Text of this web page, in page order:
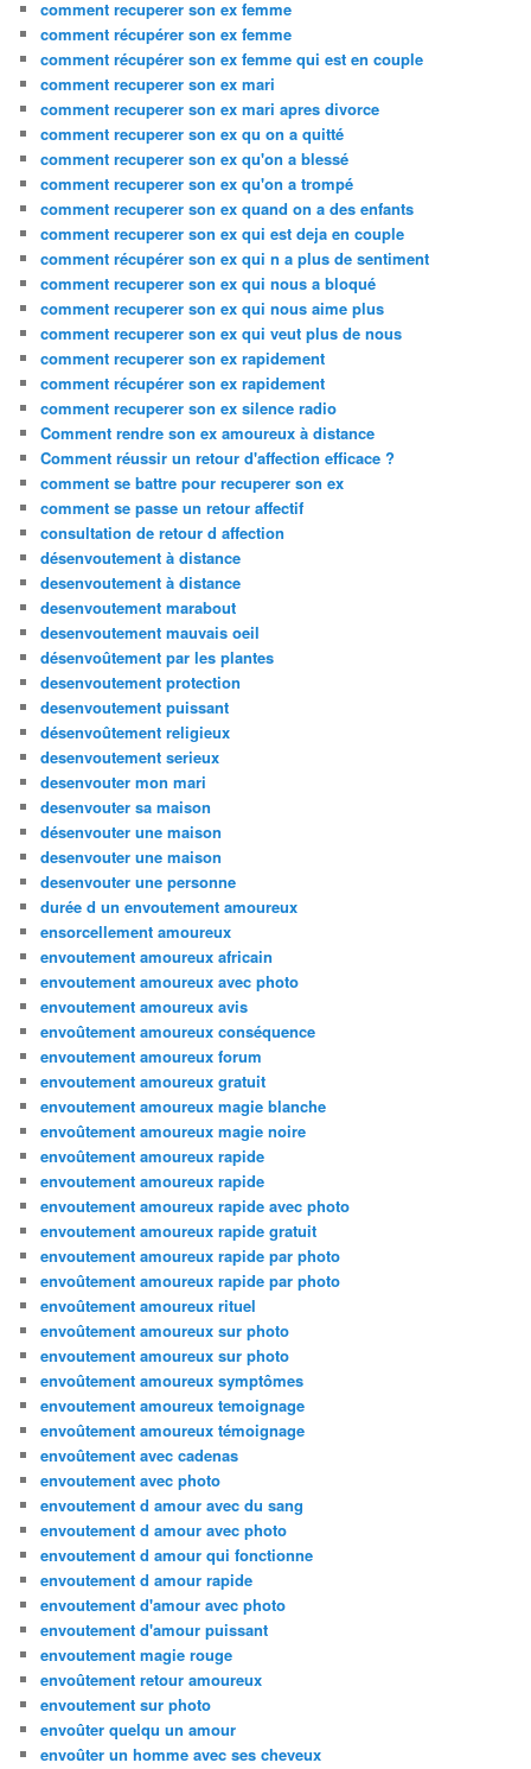
comment recuperer son ex femme
comment récupérer son ex femme
comment récupérer son ex femme qui est en couple
comment recuperer son ex mari
comment recuperer son ex mari apres divorce
comment recuperer son ex qu on a quitté
comment recuperer son ex qu'on a blessé
comment recuperer son ex qu'on a trompé
comment recuperer son ex quand on a des enfants
comment recuperer son ex qui est deja en couple
comment récupérer son ex qui n a plus de sentiment
comment recuperer son ex qui nous a bloqué
comment recuperer son ex qui nous aime plus
comment recuperer son ex qui veut plus de nous
comment recuperer son ex rapidement
comment récupérer son ex rapidement
comment recuperer son ex silence radio
Comment rendre son ex amoureux à distance
Comment réussir un retour d'affection efficace ?
comment se battre pour recuperer son ex
comment se passe un retour affectif
consultation de retour d affection
désenvoutement à distance
desenvoutement à distance
desenvoutement marabout
desenvoutement mauvais oeil
désenvoûtement par les plantes
desenvoutement protection
desenvoutement puissant
désenvoûtement religieux
desenvoutement serieux
desenvouter mon mari
desenvouter sa maison
désenvouter une maison
desenvouter une maison
desenvouter une personne
durée d un envoutement amoureux
ensorcellement amoureux
envoutement amoureux africain
envoutement amoureux avec photo
envoutement amoureux avis
envoûtement amoureux conséquence
envoutement amoureux forum
envoutement amoureux gratuit
envoutement amoureux magie blanche
envoûtement amoureux magie noire
envoûtement amoureux rapide
envoutement amoureux rapide
envoutement amoureux rapide avec photo
envoutement amoureux rapide gratuit
envoutement amoureux rapide par photo
envoûtement amoureux rapide par photo
envoûtement amoureux rituel
envoûtement amoureux sur photo
envoutement amoureux sur photo
envoûtement amoureux symptômes
envoutement amoureux temoignage
envoûtement amoureux témoignage
envoûtement avec cadenas
envoutement avec photo
envoutement d amour avec du sang
envoutement d amour avec photo
envoutement d amour qui fonctionne
envoutement d amour rapide
envoutement d'amour avec photo
envoutement d'amour puissant
envoutement magie rouge
envoûtement retour amoureux
envoutement sur photo
envoûter quelqu un amour
envoûter un homme avec ses cheveux